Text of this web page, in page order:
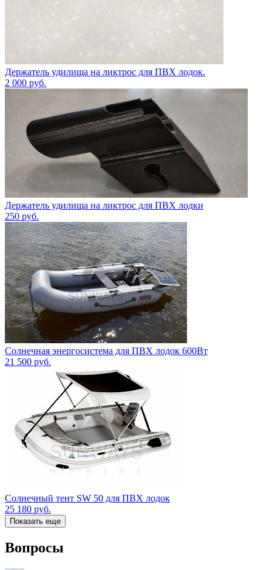
Держатель удилища на ликтрос для ПВХ лодок.
2 000 руб.
Держатель удилища на ликтрос для ПВХ лодки
250 руб.
Солнечная энергосистема для ПВХ лодок 600Вт
21 500 руб.
Солнечный тент SW 50 для ПВХ лодок
25 180 руб.
Показать еще
Вопросы